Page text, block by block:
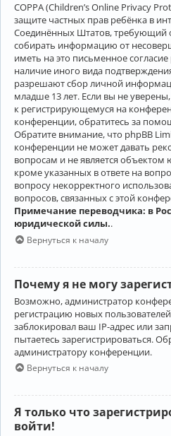
COPPA (Children’s Online Privacy
защите частных прав ребёнка в
Соединённых Штатов, требующий
собирать информацию от
иметь на это письменное
наличие иного вида
разрешают сбор личной
младше 13 лет. Если вы не
к регистрирующемуся на
конференции, обратитесь за
Обратите внимание, что phpBB
конференции не может давать
вопросам и не является
кроме указанных в ответе на
вопросу некорректного
вопросов, связанных с этой
Примечание переводчика: в
юридической силы..
Вернуться к началу
Почему я не могу
Возможно, администратор
регистрацию новых
заблокировал ваш IP-адрес или
пытаетесь зарегистрироваться.
администратору конференции.
Вернуться к началу
Я только что
войти!